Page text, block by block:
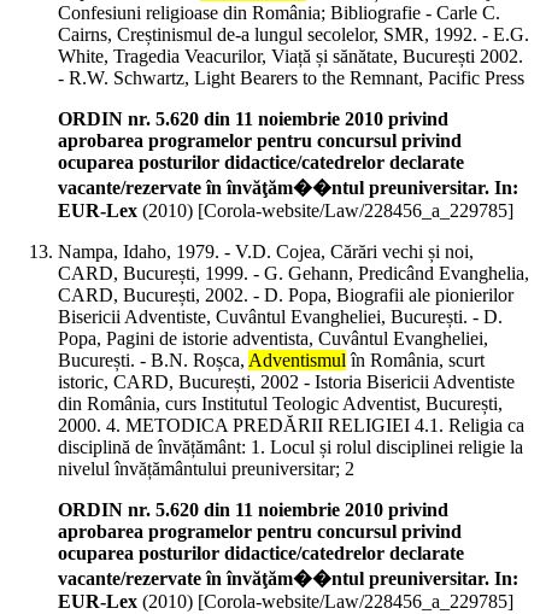
Confesiuni religioase din România; Bibliografie - Carle C.
Cairns, Creștinismul de-a lungul secolelor, SMR, 1992. - E.G.
White, Tragedia Veacurilor, Viață și sănătate, București 2002.
- R.W. Schwartz, Light Bearers to the Remnant, Pacific Press
ORDIN nr. 5.620 din 11 noiembrie 2010 privind
aprobarea programelor pentru concursul privind
ocuparea posturilor didactice/catedrelor declarate
vacante/rezervate în învăţăm��ntul preuniversitar. In:
EUR-Lex (2010) [Corola-website/Law/228456_a_229785]
Nampa, Idaho, 1979. - V.D. Cojea, Cărări vechi și noi,
CARD, București, 1999. - G. Gehann, Predicând Evanghelia,
CARD, București, 2002. - D. Popa, Biografii ale pionierilor
Bisericii Adventiste, Cuvântul Evangheliei, București. - D.
Popa, Pagini de istorie adventista, Cuvântul Evangheliei,
București. - B.N. Roșca, Adventismulîn România, scurt
istoric, CARD, București, 2002 - Istoria Bisericii Adventiste
din România, curs Institutul Teologic Adventist, București,
2000. 4. METODICA PREDĂRII RELIGIEI 4.1. Religia ca
disciplină de învățământ: 1. Locul și rolul disciplinei religie la
nivelul învățământului preuniversitar; 2
ORDIN nr. 5.620 din 11 noiembrie 2010 privind
aprobarea programelor pentru concursul privind
ocuparea posturilor didactice/catedrelor declarate
vacante/rezervate în învăţăm��ntul preuniversitar. In:
EUR-Lex (2010) [Corola-website/Law/228456_a_229785]